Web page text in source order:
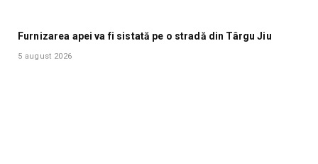
Furnizarea apei va fi sistată pe o stradă din Târgu Jiu
5 august 2026